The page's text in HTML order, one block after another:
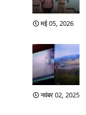
मई 05, 2026
नवंबर 02, 2025